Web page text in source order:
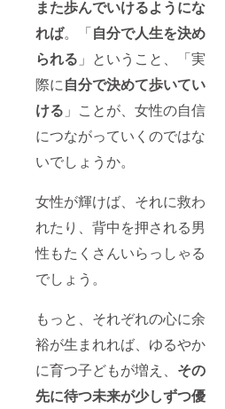
また歩んでいけるようにな
れば。「自分で人生を決め
られる 」ということ、「実
際に自分で決めて歩いてい
ける 」ことが、女性の自信
につながっていくのではな
いでしょうか。
女性が輝けば、それに救わ
れたり、背中を押される男
性もたくさんいらっしゃる
でしょう。
もっと、それぞれの心に余
裕が生まれれば、ゆるやか
に育つ子どもが増え、 その
先に待つ未来が少しずつ優